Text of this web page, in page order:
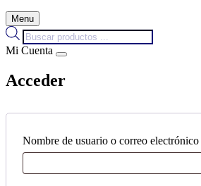
Menu
Búsqueda
de
productos
Mi Cuenta
Acceder
Nombre de usuario o correo electrónico